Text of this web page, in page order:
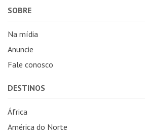
SOBRE
Na mídia
Anuncie
Fale conosco
DESTINOS
África
América do Norte